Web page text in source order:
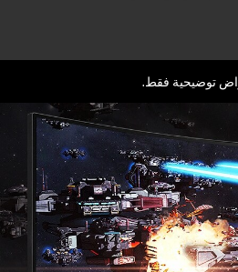
توضيحية فقط.